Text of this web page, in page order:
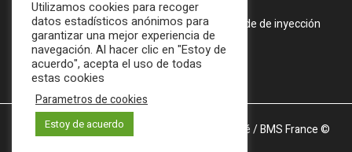
PRODOPTIM– Mesa de mantenimiento de molde de inyección
Mentions légales et Politique de confidentialité/ BMS France ©
Utilizamos cookies para recoger
datos estadísticos anónimos para
garantizar una mejor experiencia de
navegación. Al hacer clic en "Estoy de
acuerdo", acepta el uso de todas
estas cookies
Parametros de cookies
Estoy de acuerdo